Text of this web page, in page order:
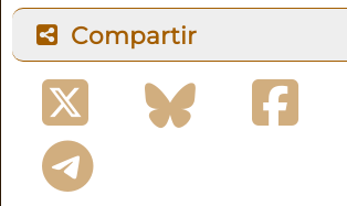
Compartir